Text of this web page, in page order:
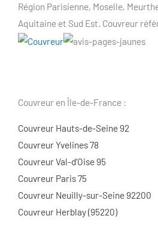
Région Parisienne, Moselle,
Aquitaine et Sud Est. Couvreur
Couvreur en Île-de-France :
Couvreur Hauts-de-Seine 92
Couvreur Yvelines 78
Couvreur Val-d’Oise 95
Couvreur Paris 75
Couvreur Neuilly-sur-Seine 92200
Couvreur Herblay (95220)